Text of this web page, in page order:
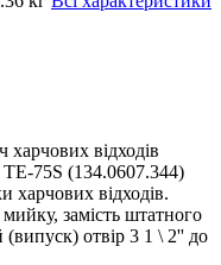
відходів
75S (134.0607.344)
харчових відходів.
замість штатного
(випуск) отвір 3 1 \ 2'' до